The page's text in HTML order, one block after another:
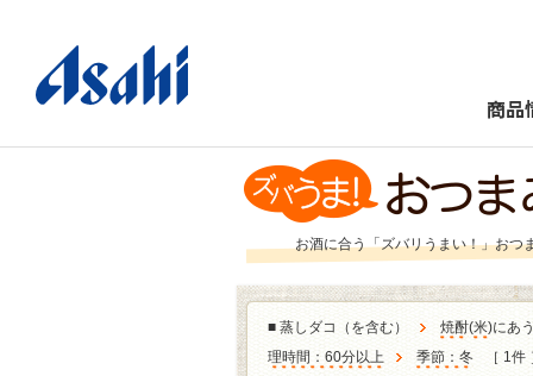
商品
お酒に合う「ズバリうまい！」おつ
■ 蒸しダコ（を含む） 焼酎(米)にあ
理時間：60分以上
季節：冬 ［ 1件